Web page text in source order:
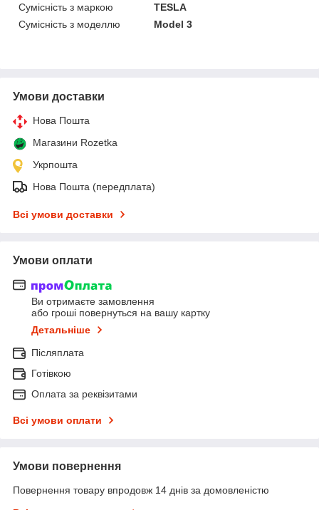
Сумісність з маркою
TESLA
Сумісність з моделлю
Model 3
Умови доставки
Нова Пошта
Магазини Rozetka
Укрпошта
Нова Пошта (передплата)
Всі умови доставки
Умови оплати
Ви отримаєте замовлення
або гроші повернуться на вашу картку
Детальніше
Післяплата
Готівкою
Оплата за реквізитами
Всі умови оплати
Умови повернення
Повернення товару впродовж 14 днів за домовленістю